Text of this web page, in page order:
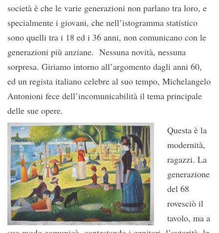
società è che le varie generazioni non parlano tra loro, e
specialmente i giovani, che nell’istogramma statistico
sono quelli tra i 18 ed i 36 anni, non comunicano con le
generazioni più anziane. Nessuna novità, nessuna
sorpresa. Giriamo intorno all’argomento dagli anni 60,
ed un regista italiano celebre al suo tempo, Michelangelo
Antonioni fece dell’incomunicabilità il tema principale
delle sue opere.
Questa è la
modernità,
ragazzi. La
generazione
del 68
rovesciò il
tavolo, ma a